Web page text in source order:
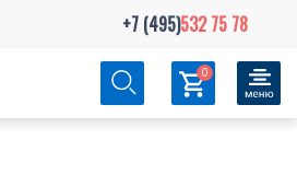
+7 (495)532 75 78
0